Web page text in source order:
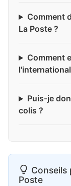
Comment
La Poste ?
Comment
Puis-je
colis ?
Conseils
Poste